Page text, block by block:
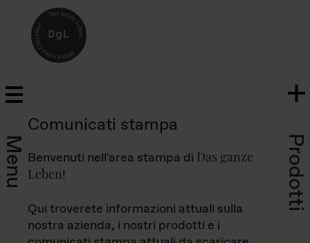
Menu Prodotti
Comunicati stampa
Benvenuti nell'area stampa di Das ganze
Leben!
Qui troverete informazioni attuali sulla
nostra azienda, i nostri prodotti e i